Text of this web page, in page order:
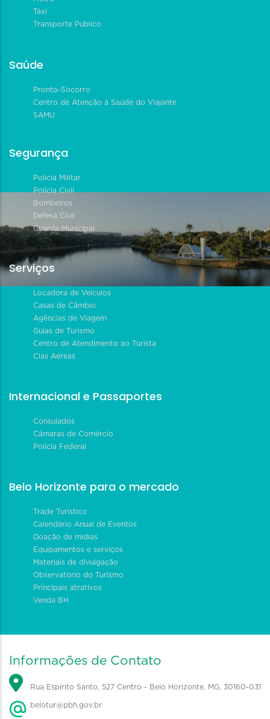
Táxi
Transporte Público
Saúde
Pronto-Socorro
Centro de Atenção à Saúde do Viajante
SAMU
Segurança
Polícia Militar
Polícia Civil
Bombeiros
Defesa Civil
Guarda Municipal
Serviços
Locadora de Veículos
Casas de Câmbio
Agências de Viagem
Guias de Turismo
Centro de Atendimento ao Turista
Cias Aéreas
Internacional e Passaportes
Consulados
Câmaras de Comércio
Polícia Federal
Belo Horizonte para o mercado
Trade Turístico
Calendário Anual de Eventos
Doação de mídias
Equipamentos e serviços
Materiais de divulgação
Observatório do Turismo
Principais atrativos
Venda BH
Informações de Contato
Rua Espírito Santo, 527 Centro - Belo Horizonte, MG, 30160-031
belotur@pbh.gov.br